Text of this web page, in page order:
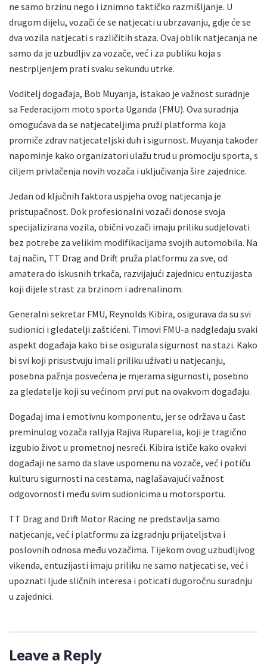
ne samo brzinu nego i iznimno taktičko razmišljanje. U
drugom dijelu, vozači će se natjecati u ubrzavanju, gdje će se
dva vozila natjecati s različitih staza. Ovaj oblik natjecanja ne
samo da je uzbudljiv za vozače, već i za publiku koja s
nestrpljenjem prati svaku sekundu utrke.
Voditelj događaja, Bob Muyanja, istakao je važnost suradnje
sa Federacijom moto sporta Uganda (FMU). Ova suradnja
omogućava da se natjecateljima pruži platforma koja
promiče zdrav natjecateljski duh i sigurnost. Muyanja također
napominje kako organizatori ulažu trud u promociju sporta, s
ciljem privlačenja novih vozača i uključivanja šire zajednice.
Jedan od ključnih faktora uspjeha ovog natjecanja je
pristupačnost. Dok profesionalni vozači donose svoja
specijalizirana vozila, obični vozači imaju priliku sudjelovati
bez potrebe za velikim modifikacijama svojih automobila. Na
taj način, TT Drag and Drift pruža platformu za sve, od
amatera do iskusnih trkača, razvijajući zajednicu entuzijasta
koji dijele strast za brzinom i adrenalinom.
Generalni sekretar FMU, Reynolds Kibira, osigurava da su svi
sudionici i gledatelji zaštićeni. Timovi FMU-a nadgledaju svaki
aspekt događaja kako bi se osigurala sigurnost na stazi. Kako
bi svi koji prisustvuju imali priliku uživati u natjecanju,
posebna pažnja posvećena je mjerama sigurnosti, posebno
za gledatelje koji su većinom prvi put na ovakvom događaju.
Događaj ima i emotivnu komponentu, jer se održava u čast
preminulog vozača rallyja Rajiva Ruparelia, koji je tragično
izgubio život u prometnoj nesreći. Kibira ističe kako ovakvi
događaji ne samo da slave uspomenu na vozače, već i potiču
kulturu sigurnosti na cestama, naglašavajući važnost
odgovornosti među svim sudionicima u motorsportu.
TT Drag and Drift Motor Racing ne predstavlja samo
natjecanje, već i platformu za izgradnju prijateljstva i
poslovnih odnosa među vozačima. Tijekom ovog uzbudljivog
vikenda, entuzijasti imaju priliku ne samo natjecati se, već i
upoznati ljude sličnih interesa i poticati dugoročnu suradnju
u zajednici.
Leave a Reply